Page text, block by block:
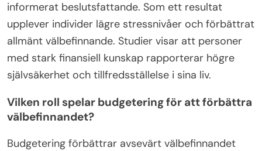
informerat beslutsfattande. Som ett resultat
upplever individer lägre stressnivåer och förbättrat
allmänt välbefinnande. Studier visar att personer
med stark finansiell kunskap rapporterar högre
självsäkerhet och tillfredsställelse i sina liv.
Vilken roll spelar budgetering för att förbättra
välbefinnandet?
Budgetering förbättrar avsevärt välbefinnandet